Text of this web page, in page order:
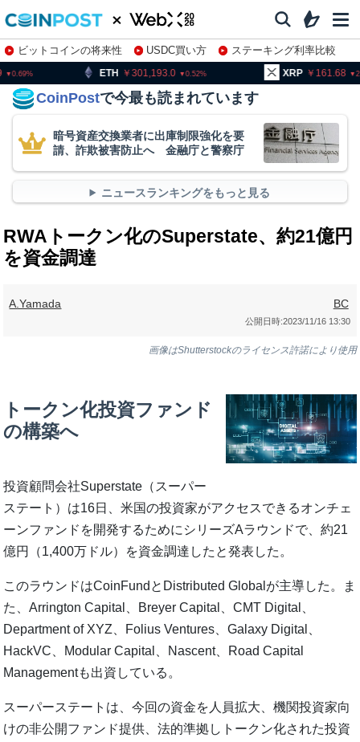
ビットコインの将来性 USDC買い方
ステーキング利率比較
株特集・関連銘柄
301,193.0 XRP 161.68 BNB
CoinPostで今最も読まれています
暗号資産交換業者に出庫制限強化を要
請、詐欺被害防止へ 金融庁と警察庁
ニュースランキングをもっと見る
RWAトークン化のSuperstate、約21億円
を資金調達
A.Yamada BC
公開日時:2023/11/16 13:30
画像はShutterstockのライセンス許諾により使用
トークン化投資ファンド
の構築へ
投資顧問会社Superstate（スーパー
ステート）は16日、米国の投資家がアクセスできるオンチェ
ーンファンドを開発するためにシリーズAラウンドで、約21
億円（1,400万ドル）を資金調達したと発表した。
このラウンドはCoinFundとDistributed Globalが主導した。ま
た、Arrington Capital、Breyer Capital、CMT Digital、
Department of XYZ、Folius Ventures、Galaxy Digital、
HackVC、Modular Capital、Nascent、Road Capital
Managementも出資している。
スーパーステートは、今回の資金を人員拡大、機関投資家向
けの非公開ファンド提供、法的準拠しトークン化された投資